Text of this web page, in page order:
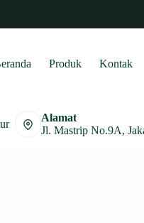
Produk Kontak
Alamat
Jl. Mastrip No.9A,